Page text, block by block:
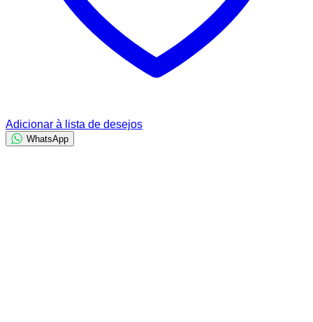
Adicionar à lista de desejos
WhatsApp